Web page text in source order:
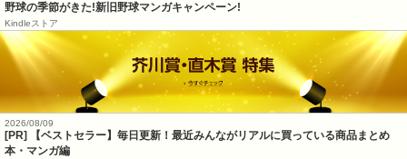
野球の季節がきた!新旧野球マンガキャンペーン!
Kindleストア
2026/08/09
[PR] 【ベストセラー】毎日更新！最近みんながリアルに買っている商品まとめ
本・マンガ編